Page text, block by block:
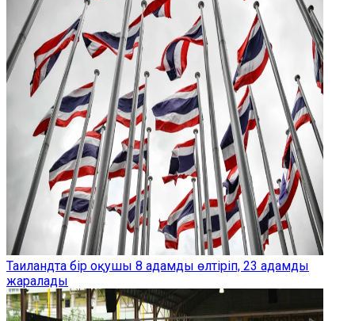
Таиландта бір оқушы 8 адамды өлтіріп, 23 адамды
жаралады